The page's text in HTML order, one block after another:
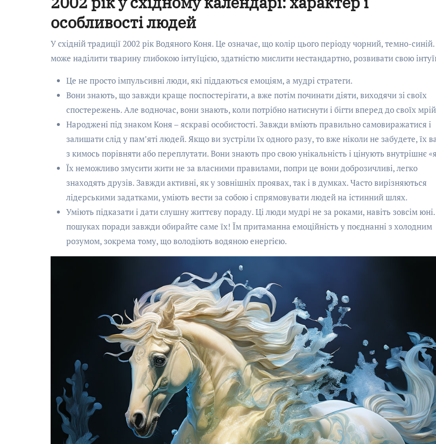
особливості людей
У східній традиції 2002 рік Водяного Коня. Це означає, що колір цього періоду чорний, темно-
може наділити тварину глибокою інтуїцією, здатністю мислити нестандартно, розвивати свою
Це не просто імпульсивні люди, які піддаються емоціям, а мудрі стратеги.
Вони знають, що завжди краще поспостерігати, а вже потім починати діяти, виходячи зі своїх
спостережень. Але водночас, вони знають, коли потрібно натиснути і бігти вперед до своїх
Народжені під знаком Коня – яскраві особистості. Завжди вміють правильно самовиражатися і
залишати слід у пам’яті людей. Якщо ви зустріли їх одного разу, то вже ніколи не забудете, їх
з кимось порівняти або переплутати. Вони знають про свою унікальність і цінують внутрішнє
Їх неможливо змусити жити не за власними правилами, попри це вони доброзичливі, легко
знаходять друзів. Завжди активні, як у зовнішніх проявах, так і в думках. Часто вирізняються
лідерськими задатками, уміють вести за собою і спрямовувати людей на істинний шлях.
Уміють підказати і дати слушну життєву пораду. Ці люди мудрі не за роками, навіть зовсім
пошуках поради завжди обирайте саме їх! Їм притаманна емоційність у поєднанні з холодним
розумом, зокрема тому, що володіють водяною енергією.